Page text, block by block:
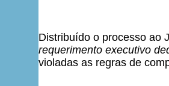
Distribuído o processo ao
requerimento executivo
violadas as regras de